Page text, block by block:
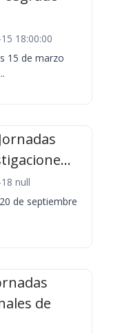
18:00:00
15 de marzo
null
de septiembre
de